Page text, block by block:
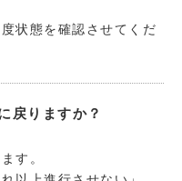
状態を確認させてくだ
戻りますか？
す。